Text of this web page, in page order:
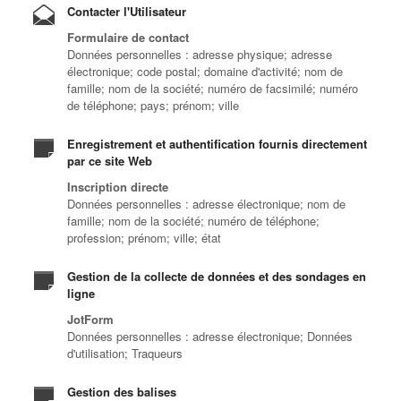
Contacter l'Utilisateur
Formulaire de contact
Données personnelles : adresse physique; adresse
électronique; code postal; domaine d'activité; nom de
famille; nom de la société; numéro de facsimilé; numéro
de téléphone; pays; prénom; ville
Enregistrement et authentification fournis directement
par ce site Web
Inscription directe
Données personnelles : adresse électronique; nom de
famille; nom de la société; numéro de téléphone;
profession; prénom; ville; état
Gestion de la collecte de données et des sondages en
ligne
JotForm
Données personnelles : adresse électronique; Données
d'utilisation; Traqueurs
Gestion des balises